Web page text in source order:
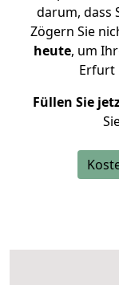
darum, dass
Zögern Sie
heute, um
Erfurt
Füllen Sie